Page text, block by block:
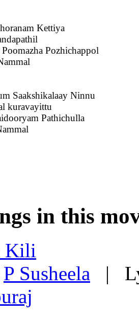
Kettiya
Pozhichappol
Saakshikalaay Ninnu
kuravayittu
Pathichulla
in this
Kili
P Susheela |